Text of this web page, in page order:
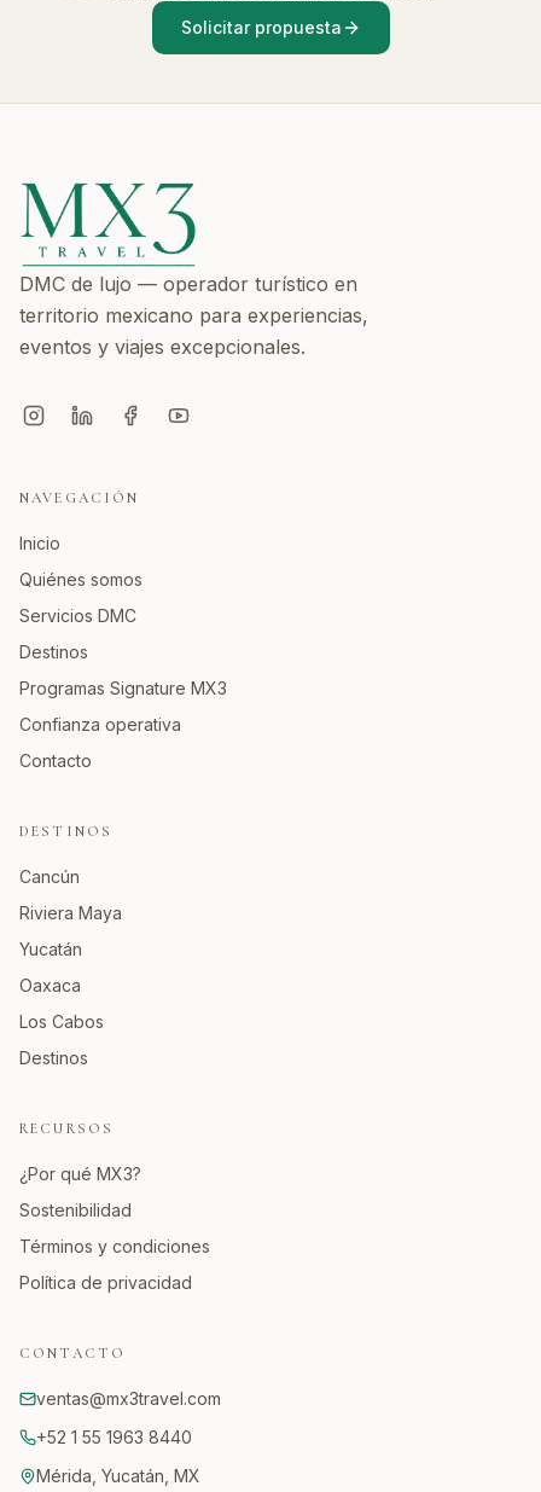
Solicitar propuesta
DMC de lujo — operador turístico en
territorio mexicano para experiencias,
eventos y viajes excepcionales.
NAVEGACIÓN
Inicio
Quiénes somos
Servicios DMC
Destinos
Programas Signature MX3
Confianza operativa
Contacto
DESTINOS
Cancún
Riviera Maya
Yucatán
Oaxaca
Los Cabos
Destinos
RECURSOS
¿Por qué MX3?
Sostenibilidad
Términos y condiciones
Política de privacidad
CONTACTO
ventas@mx3travel.com
+52 1 55 1963 8440
Mérida, Yucatán, MX